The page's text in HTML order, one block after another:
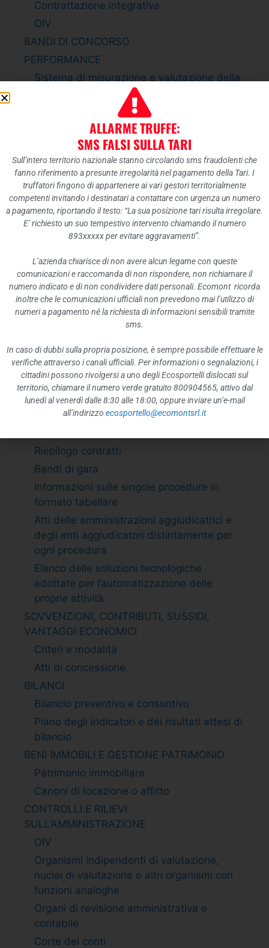
Contrattazione integrativa
OIV
BANDI DI CONCORSO
PERFORMANCE
Sistema di misurazione e valutazione della
Piano della Performance
Relazione sulla Performance
Ammontare complessivo dei premi
Dati relativi ai premi
ENTI CONTROLLATI
Enti pubblici vigilati
Società partecipate
Enti di diritto privato controllati
Rappresentazione grafica
ATTIVITÀ E PROCEDIMENTI
Tipologie di procedimento
Dichiarazioni sostitutive e acquisizione
Provvedimenti organi indirizzo politico
Provvedimenti dirigenti amministrativi
CONTROLLI SULLE IMPRESE
BANDI DI GARA E CONTRATTI
Riepilogo contratti
Bandi di gara
Informazioni sulle singole procedure in
formato tabellare
Atti delle amministrazioni aggiudicatrici e
degli enti aggiudicatori distintamente per
ogni procedura
Elenco delle soluzioni tecnologiche
adottate per l’automatizzazione delle
proprie attività
SOVVENZIONI, CONTRIBUTI, SUSSIDI,
VANTAGGI ECONOMICI
Criteri e modalità
Atti di concessione
BILANCI
Bilancio preventivo e consuntivo
Piano degli indicatori e dei risultati attesi di
bilancio
BENI IMMOBILI E GESTIONE PATRIMONIO
Patrimonio immobiliare
Canoni di locazione o affitto
CONTROLLI E RILIEVI
SULL’AMMINISTRAZIONE
OIV
Organismi indipendenti di valutazione,
nuclei di valutazione o altri organismi con
funzioni analoghe
Organi di revisione amministrativa e
contabile
Corte dei conti
ALLARME TRUFFE:
SMS FALSI SULLA TARI
Sull’intero territorio nazionale stanno circolando sms fraudolenti che
fanno riferimento a presunte irregolarità nel pagamento della Tari. I
truffatori fingono di appartenere ai vari gestori territorialmente
competenti invitando i destinatari a contattare con urgenza un numero
a pagamento, riportando il testo: “La sua posizione tari risulta irregolare.
E’ richiesto un suo tempestivo intervento chiamando il numero
893xxxxx per evitare aggravamenti”.
L’azienda chiarisce di non avere alcun legame con queste
comunicazioni e raccomanda di non rispondere, non richiamare il
numero indicato e di non condividere dati personali. Ecomont ricorda
inoltre che le comunicazioni ufficiali non prevedono mai l’utilizzo di
numeri a pagamento né la richiesta di informazioni sensibili tramite
sms.
In caso di dubbi sulla propria posizione, è sempre possibile effettuare le
verifiche attraverso i canali ufficiali. Per informazioni o segnalazioni, i
cittadini possono rivolgersi a uno degli Ecosportelli dislocati sul
territorio, chiamare il numero verde gratuito 800904565, attivo dal
lunedì al venerdì dalle 8:30 alle 18:00, oppure inviare un’e-mail
all’indirizzo ecosportello@ecomontsrl.it